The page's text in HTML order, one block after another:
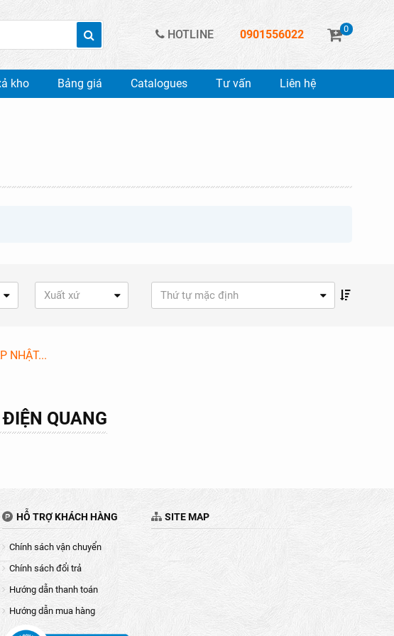
HOTLINE 0901556022 0
kho Bảng giá Catalogues Tư vấn Liên hệ
Xuất xứ Thứ tự mặc định
NHẬT...
QUANG
HỖ TRỢ KHÁCH HÀNG
Chính sách vận chuyển
Chính sách đổi trả
Hướng dẫn thanh toán
Hướng dẫn mua hàng
SITE MAP